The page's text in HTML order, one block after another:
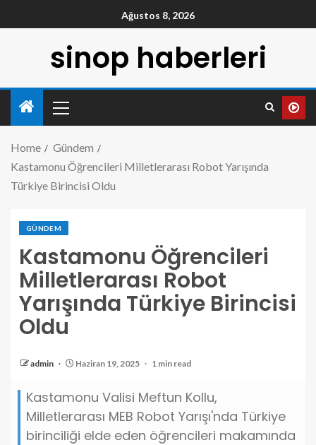
Ağustos 8, 2026
sinop haberleri
Home
Gündem
Kastamonu Öğrencileri Milletlerarası Robot Yarışında
Türkiye Birincisi Oldu
GÜNDEM
Kastamonu Öğrencileri
Milletlerarası Robot
Yarışında Türkiye Birincisi
Oldu
admin Haziran 19, 2025 1 min read
Kastamonu Valisi Meftun Kollu,
Milletlerarası MEB Robot Yarışı'nda Türkiye
birinciliği elde eden öğrencileri makamında